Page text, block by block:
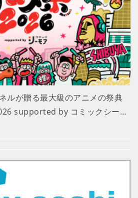
ルが贈る最大級のアニメの祭典
supported by コミックシー…